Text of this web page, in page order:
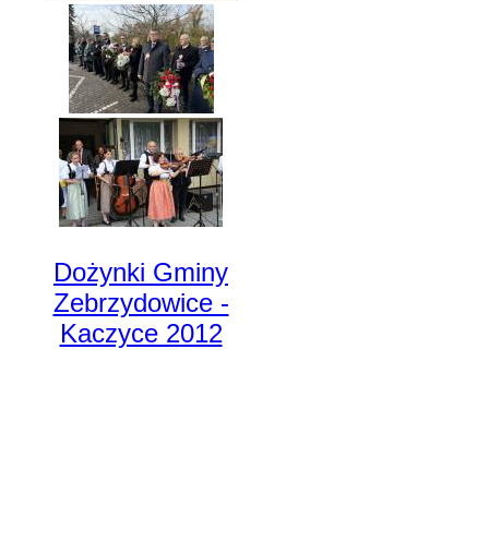
Dożynki Gminy
Zebrzydowice -
Kaczyce 2012